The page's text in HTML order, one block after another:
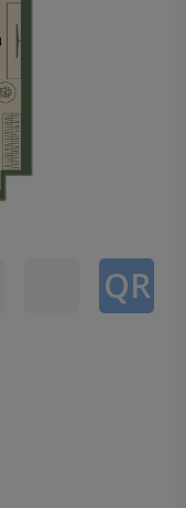
QR